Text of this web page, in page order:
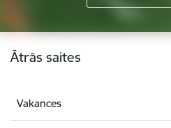
Kājene
Ātrās saites
Vakances